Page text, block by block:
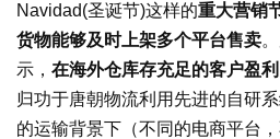
Navidad(圣诞节)这样的重大营销
货物能够及时上架多个平台售卖
示， 在海外仓库存充足的客户盈
归功于唐朝物流利用先进的自研
的运输背景下（不同的电商平台